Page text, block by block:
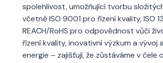
spolehlivost, umožňující tvorbu
včetně ISO 9001 pro řízení kvality, ISO
REACH/RoHS pro odpovědnost vůči
řízení kvality, inovativní výzkum a
energie – zajišťují, že zůstáváme v